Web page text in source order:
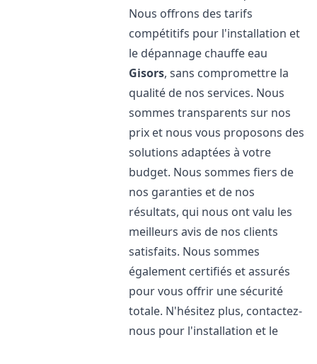
Nous offrons des tarifs
compétitifs pour l'installation et
le dépannage chauffe eau
Gisors, sans compromettre la
qualité de nos services. Nous
sommes transparents sur nos
prix et nous vous proposons des
solutions adaptées à votre
budget. Nous sommes fiers de
nos garanties et de nos
résultats, qui nous ont valu les
meilleurs avis de nos clients
satisfaits. Nous sommes
également certifiés et assurés
pour vous offrir une sécurité
totale. N'hésitez plus, contactez-
nous pour l'installation et le